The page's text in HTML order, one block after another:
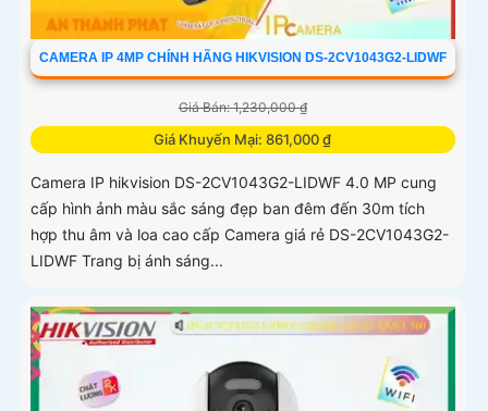
CAMERA IP 4MP CHÍNH HÃNG HIKVISION DS-2CV1043G2-LIDWF
Giá Bán: 1,230,000 ₫
Giá Khuyến Mại: 861,000 ₫
Camera IP hikvision DS-2CV1043G2-LIDWF 4.0 MP cung
cấp hình ảnh màu sắc sáng đẹp ban đêm đến 30m tích
hợp thu âm và loa cao cấp Camera giá rẻ DS-2CV1043G2-
LIDWF Trang bị ánh sáng...